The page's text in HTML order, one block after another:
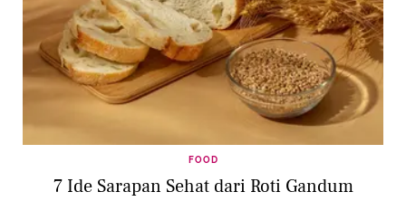
FOOD
7 Ide Sarapan Sehat dari Roti Gandum